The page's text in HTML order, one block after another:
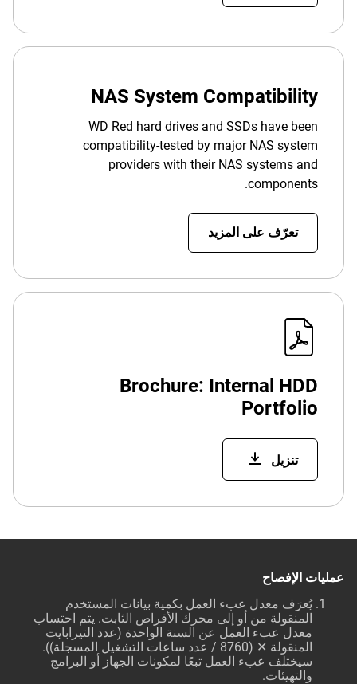
NAS System Compatibility
WD Red hard drives and SSDs have been
compatibility-tested by major NAS system
providers with their NAS systems and
components.
تعرّف على المزيد
Brochure: Internal HDD
Portfolio
تنزيل
عمليات الإفصاح
يُعرَف معدل عبء العمل بكمية بيانات المستخدم
المنقولة من أو إلى محرك الأقراص الثابت. يتم احتساب
معدل عبء العمل عن السنة الواحدة (عدد التيرابايت
المنقولة ✕ (8760 / عدد ساعات التشغيل المسجلة)).
سيختلف عبء العمل تبعًا لمكونات الجهاز أو البرامج
والتهيئات.